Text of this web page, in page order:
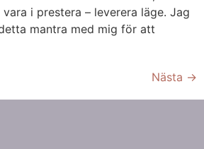
i prestera – leverera läge. Jag
mantra med mig för att
Nästa →